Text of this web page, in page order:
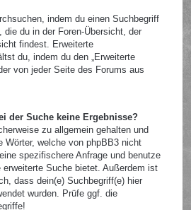
indem du einen Suchbegriff
du in der Foren-Übersicht, der
findest. Erweiterte
du, indem du den „Erweiterte
von jeder Seite des Forums aus
der Suche keine Ergebnisse?
zu allgemein gehalten und
Wörter, welche von phpBB3 nicht
spezifischere Anfrage und benutze
erweiterte Suche bietet. Außerdem ist
dass dein(e) Suchbegriff(e) hier
wurden. Prüfe ggf. die